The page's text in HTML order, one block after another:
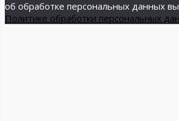
об обработке персональных данных
Политике обработки персональных